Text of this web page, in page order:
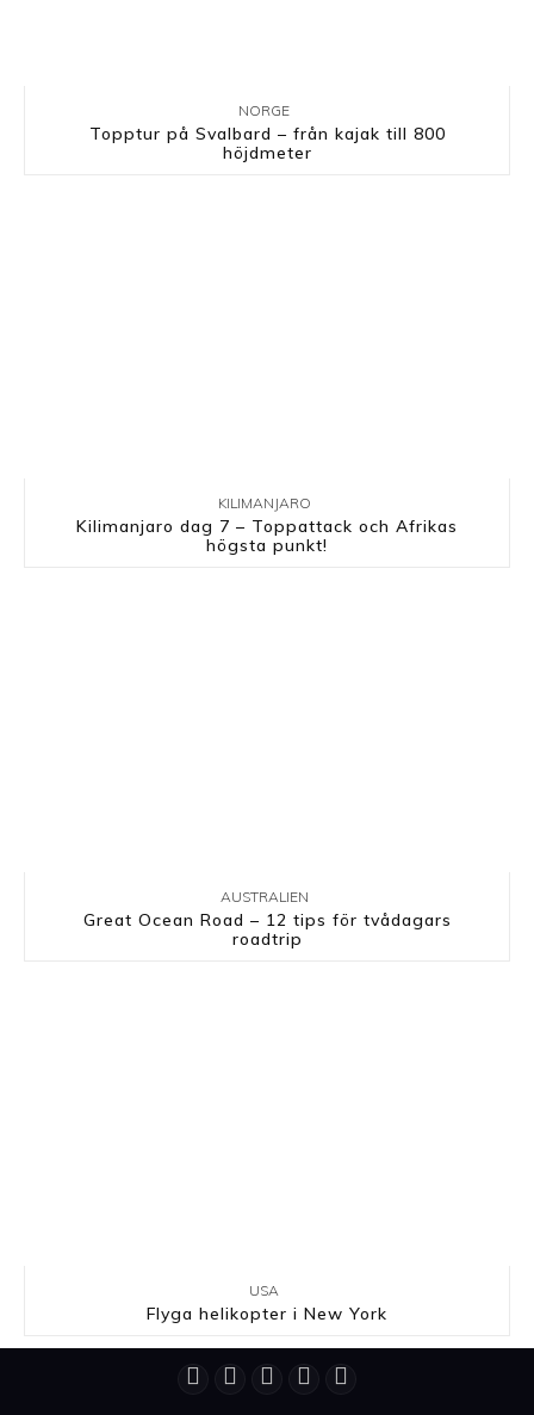
NORGE
Topptur på Svalbard – från kajak till 800
höjdmeter
KILIMANJARO
Kilimanjaro dag 7 – Toppattack och Afrikas
högsta punkt!
AUSTRALIEN
Great Ocean Road – 12 tips för tvådagars
roadtrip
USA
Flyga helikopter i New York